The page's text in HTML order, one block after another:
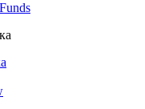
ставок